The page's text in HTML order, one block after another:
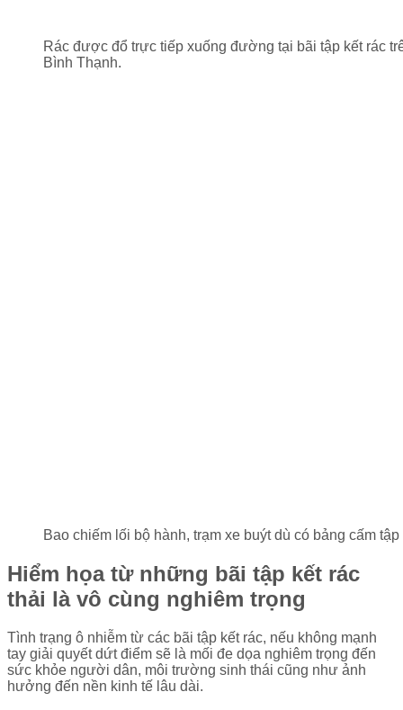
Rác được đổ trực tiếp xuống đường tại bãi tập kết rác
Bình Thạnh.
Bao chiếm lối bộ hành, trạm xe buýt dù có bảng cấm tập
Hiểm họa từ những bãi tập kết rác
thải là vô cùng nghiêm trọng
Tình trạng ô nhiễm từ các bãi tập kết rác, nếu không mạnh
tay giải quyết dứt điểm sẽ là mối đe dọa nghiêm trọng đến
sức khỏe người dân, môi trường sinh thái cũng như ảnh
hưởng đến nền kinh tế lâu dài.